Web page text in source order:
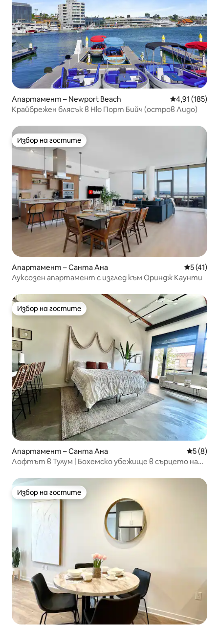
Апартамент – Newport Beach Средна
4,91 (185)
Крайбрежен блясък в Ню Порт Бийч (остров Лидо)
Избор на гостите
Избор на гостите
Апартамент – Санта Ана Средна
5 (41)
Луксозен апартамент с изглед към Ориндж Каунти
Избор на гостите
Избор на гостите
Апартамент – Санта Ана Средна
5 (8)
Лофтът в Тулум | Бохемско убежище в сърцето на
Избор на гостите
Избор на гостите